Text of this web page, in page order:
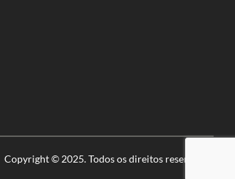
Copyright © 2025. Todos os direitos reservados.